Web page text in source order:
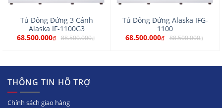
Tủ Đông Đứng 3 Cánh
Alaska IF-1100G3
68.500.000₫ 88.500.000₫
Tủ Đông Đứng Alaska IFG-
1100
68.500.000₫ 88.500.000₫
THÔNG TIN HỖ TRỢ
Chính sách giao hàng